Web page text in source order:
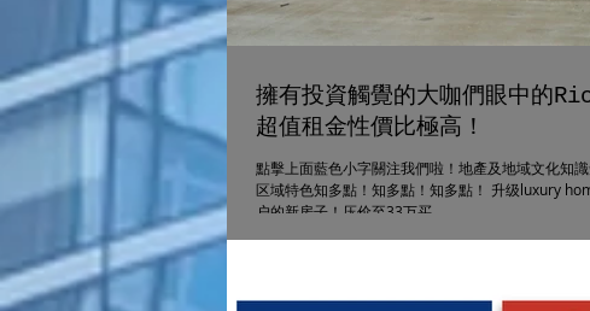
擁有投資觸覺的大咖們眼中的
超值租金性價比極高！
點擊上面藍色小字關注我們啦！地產及地域文化知
区域特色知多點！知多點！知多點！ 升级luxury
户的新房子！压价至33万买...